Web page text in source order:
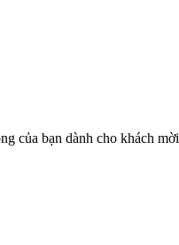
của bạn dành cho khách